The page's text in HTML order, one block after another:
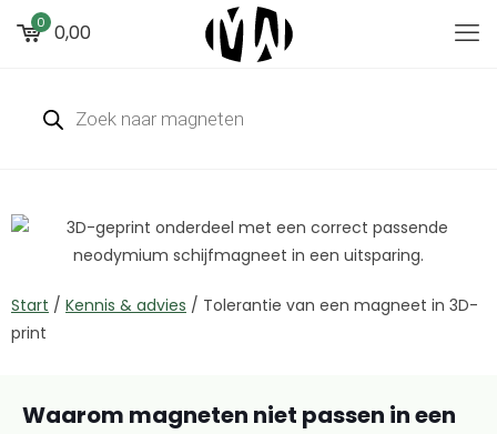
0 0,00
Start / Kennis & advies / Tolerantie van een magneet in 3D-
print
Waarom magneten niet passen in een